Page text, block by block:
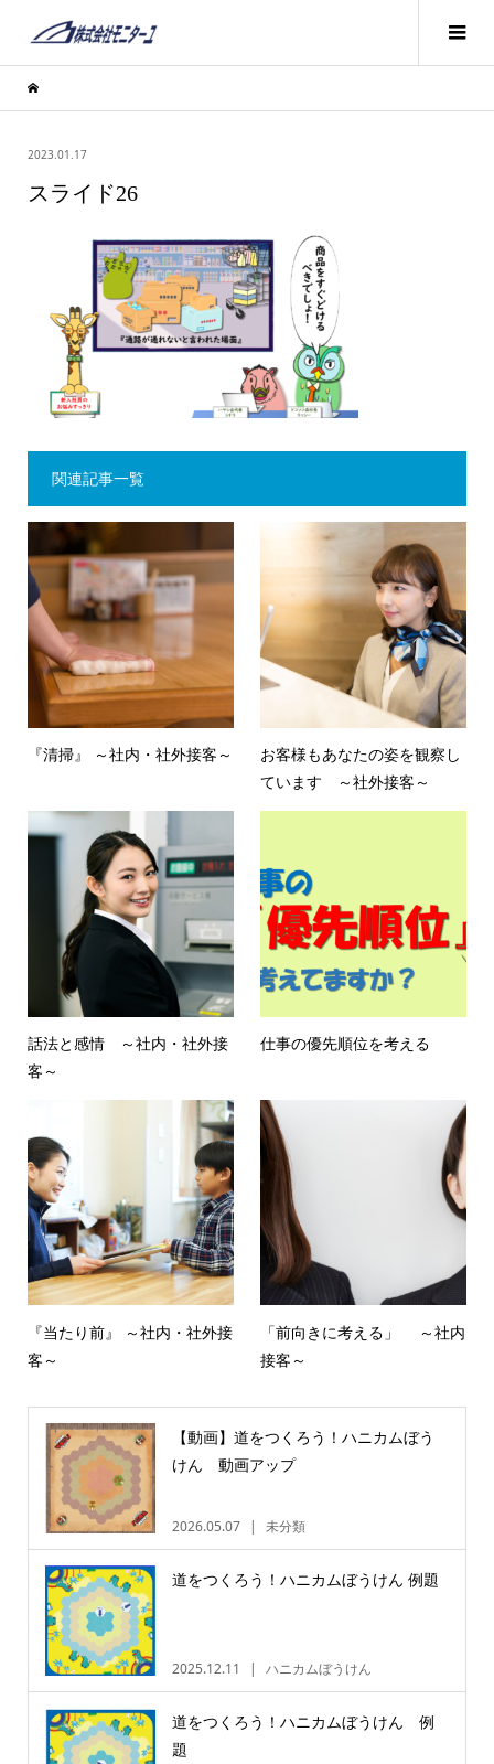
2023.01.17
スライド26
関連記事一覧
『清掃』 ～社内・社外接客～
お客様もあなたの姿を観察し
ています ～社外接客～
話法と感情 ～社内・社外接
客～
仕事の優先順位を考える
『当たり前』 ～社内・社外接
客～
「前向きに考える」 ～社内
接客～
【動画】道をつくろう！ハニカムぼう
けん 動画アップ
2026.05.07 未分類
道をつくろう！ハニカムぼうけん 例題
2025.12.11 ハニカムぼうけん
道をつくろう！ハニカムぼうけん 例
題